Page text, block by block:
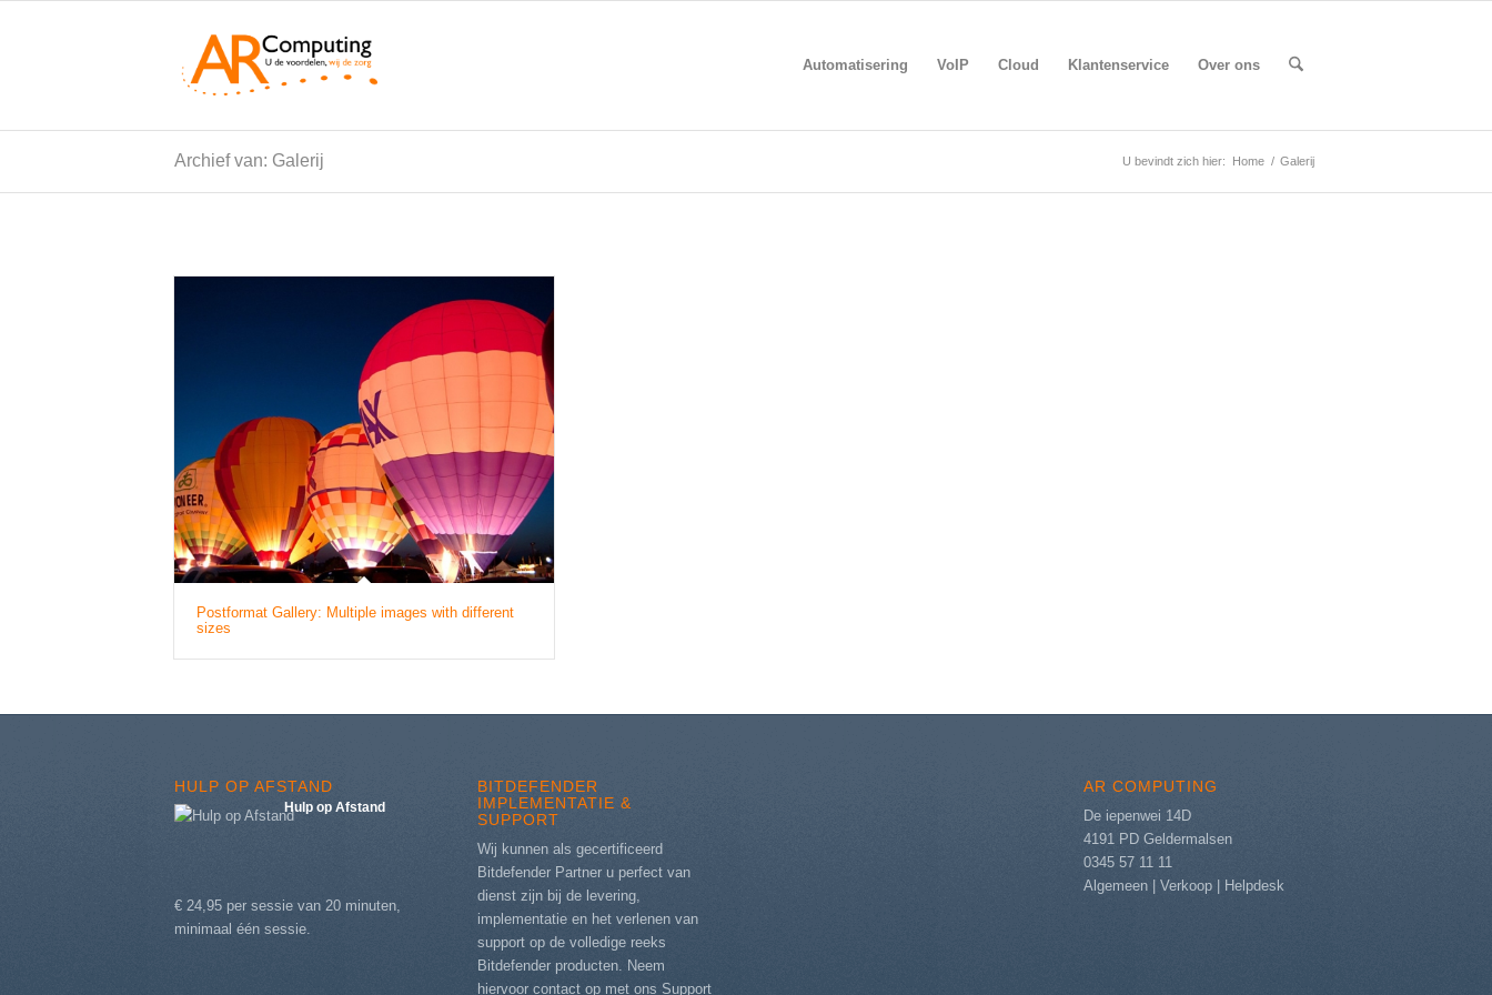
Automatisering VoIP Cloud Klantenservice Over ons
Archief van: Galerij U bevindt zich hier: Home / Galerij
Postformat Gallery: Multiple images with different
sizes
HULP OP AFSTAND
Hulp op Afstand
€ 24,95 per sessie van 20 minuten,
minimaal één sessie.
BITDEFENDER
IMPLEMENTATIE &
SUPPORT
Wij kunnen als gecertificeerd
Bitdefender Partner u perfect van
dienst zijn bij de levering,
implementatie en het verlenen van
support op de volledige reeks
Bitdefender producten. Neem
hiervoor contact op met ons Support
AR COMPUTING
De iepenwei 14D
4191 PD Geldermalsen
0345 57 11 11
Algemeen| Verkoop| Helpdesk